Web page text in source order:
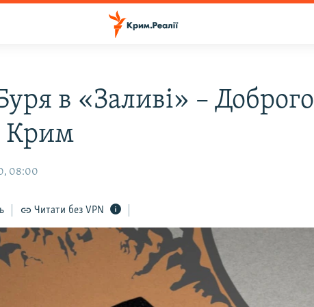
в «Заливі» – Доброго
Крим
08:00
Читати без VPN